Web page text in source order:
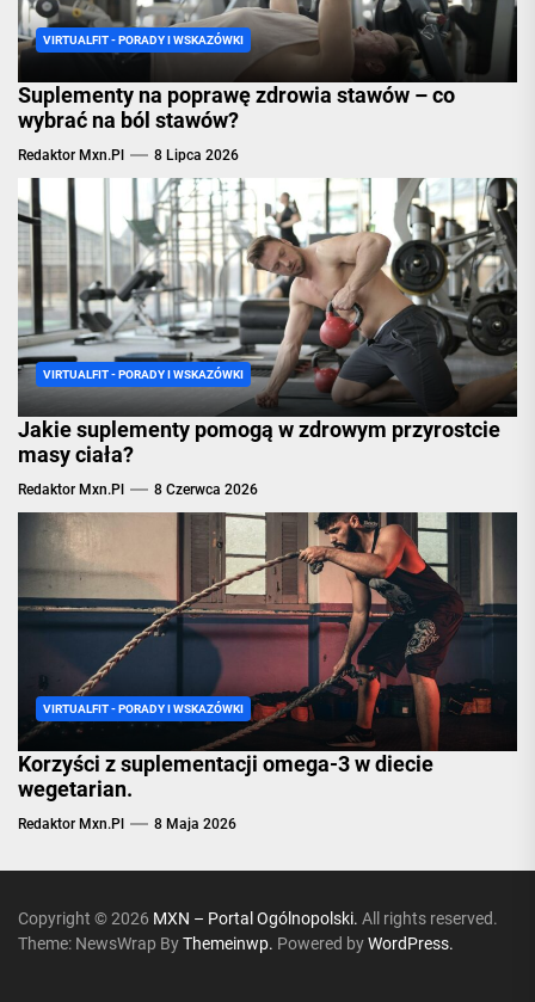
VIRTUALFIT - PORADY I WSKAZÓWKI
Suplementy na poprawę zdrowia stawów – co
wybrać na ból stawów?
Redaktor Mxn.pl 8 Lipca 2026
VIRTUALFIT - PORADY I WSKAZÓWKI
Jakie suplementy pomogą w zdrowym przyrostcie
masy ciała?
Redaktor Mxn.pl 8 Czerwca 2026
VIRTUALFIT - PORADY I WSKAZÓWKI
Korzyści z suplementacji omega-3 w diecie
wegetarian.
Redaktor Mxn.pl 8 Maja 2026
Copyright © 2026 MXN – Portal Ogólnopolski. All rights reserved.
Theme: NewsWrap ByThemeinwp. Powered byWordPress.